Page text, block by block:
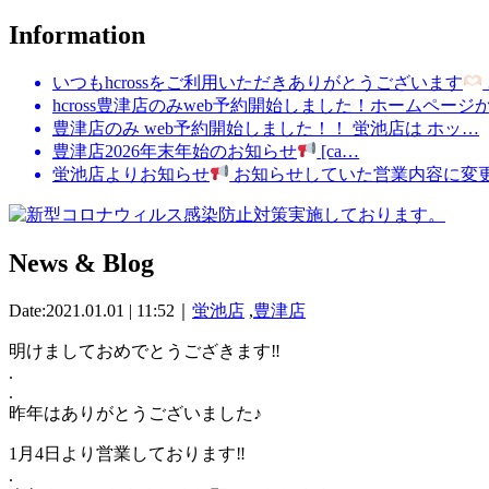
Information
いつもhcrossをご利用いただきありがとうございます
hcross豊津店のみweb予約開始しました！ホームページ
豊津店のみ web予約開始しました！！ 蛍池店は ホッ…
豊津店2026年末年始のお知らせ
[ca…
蛍池店よりお知らせ
お知らせしていた営業内容に変
News & Blog
Date:2021.01.01 | 11:52｜ 蛍池店 ,豊津店
明けましておめでとうござきます‼︎
.
.
昨年はありがとうございました♪
1月4日より営業しております‼︎
.